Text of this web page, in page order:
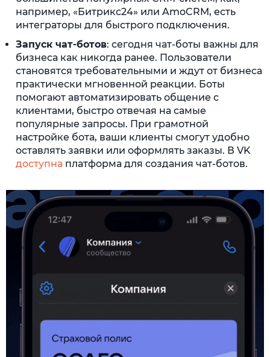
например, «Битрикс24» или AmoCRM, есть
интеграторы для быстрого подключения.
Запуск чат-ботов: сегодня чат-боты важны для
бизнеса как никогда ранее. Пользователи
становятся требовательными и ждут от бизнеса
практически мгновенной реакции. Боты
помогают автоматизировать общение с
клиентами, быстро отвечая на самые
популярные запросы. При грамотной
настройке бота, ваши клиенты смогут удобно
оставлять заявки или оформлять заказы. В VK
доступна платформа для создания чат-ботов.